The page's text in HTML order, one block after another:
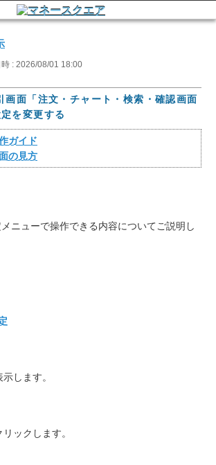
: 2026/08/01 18:00
画面「注文・チャート・検索・確認画面
を変更する
ガイド
の見方
ニューで操作できる内容についてご説明し
します。
ックします。